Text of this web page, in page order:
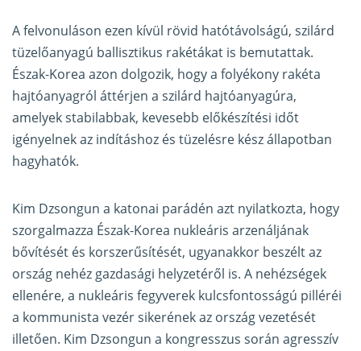
A felvonuláson ezen kívül rövid hatótávolságú, szilárd
tüzelőanyagú ballisztikus rakétákat is bemutattak.
Észak-Korea azon dolgozik, hogy a folyékony rakéta
hajtóanyagról áttérjen a szilárd hajtóanyagúra,
amelyek stabilabbak, kevesebb előkészítési időt
igényelnek az indításhoz és tüzelésre kész állapotban
hagyhatók.
Kim Dzsongun a katonai parádén azt nyilatkozta, hogy
szorgalmazza Észak-Korea nukleáris arzenáljának
bővítését és korszerűsítését, ugyanakkor beszélt az
ország nehéz gazdasági helyzetéről is. A nehézségek
ellenére, a nukleáris fegyverek kulcsfontosságú pilléréi
a kommunista vezér sikerének az ország vezetését
illetően. Kim Dzsongun a kongresszus során agresszív